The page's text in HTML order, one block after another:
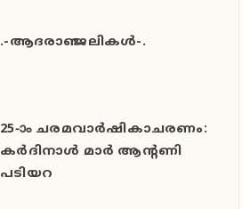
.-ആദരാഞ്ജലികൾ-.
25-ാം ചരമവാർഷികാചരണം:
കർദിനാൾ മാർ ആന്റണി
പടിയറ